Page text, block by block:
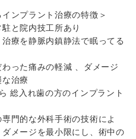
ンプラント治療の特徴＞
と院内技工所あり
療を静脈内鎮静法で眠ってる
った痛みの軽減 、ダメージ
治療
総入れ歯の方のインプラント
門的な外科手術の技術によ
ダメージを最小限にし、術中の